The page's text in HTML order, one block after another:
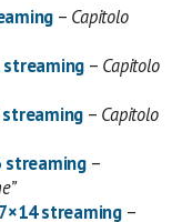
– Capitolo
streaming – Capitolo
streaming – Capitolo
streaming–
streaming–